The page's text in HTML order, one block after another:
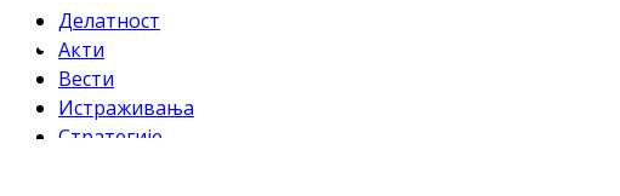
Делатност
Акти
Вести
Истраживања
Стратегије